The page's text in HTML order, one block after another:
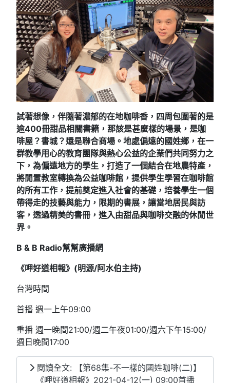
試著想像，伴隨著濃郁的在地咖啡香，四周包圍著的是
逾400冊甜品相關書籍，那該是甚麼樣的場景，是咖
啡屋？書城？還是聯合商場。地處偏遠的國姓鄉，在一
群教學用心的教育團隊與熱心公益的企業們共同努力之
下，為偏遠地方的學生，打造了一個結合在地農特產，
將閒置教室轉換為公益咖啡館，提供學生學習在咖啡館
的所有工作，提前奠定進入社會的基礎，培養學生一個
帶得走的技藝與能力，限期的書展，讓當地居民與訪
客，透過精美的書冊，進入由甜品與咖啡交融的休閒世
界。
B & B Radio幫幫廣播網
《呷好道相報》(明源/阿水伯主持)
台灣時間
首播 週一上午09:00
重播 週一晚間21:00/週二午夜01:00/週六下午15:00/
週日晚間17:00
閱讀全文: 【第68集-不一樣的國姓咖啡(二)】
《呷好道相報》2021-04-12(一) 09:00首播